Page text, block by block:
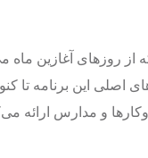
از روزهای آغازین ماه
اصلی این برنامه
و مدارس ارائه